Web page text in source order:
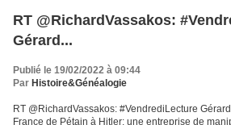
RT @RichardVassakos:
Gérard...
Publié le 19/02/2022 à 09:44
Par Histoire&Généalogie
RT @RichardVassakos: #VendrediLecture
France de Pétain à Hitler: une entreprise de